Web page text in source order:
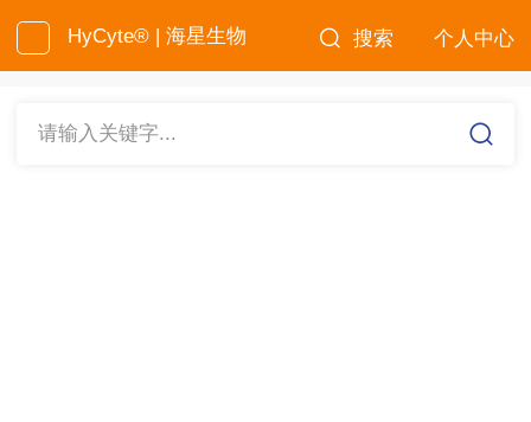
HyCyte® | 海星生物 搜索 个人中心
请输入关键字...